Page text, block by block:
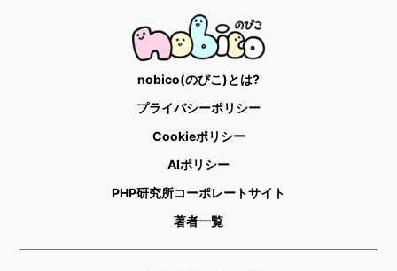
nobico(のびこ)とは?
プライバシーポリシー
Cookieポリシー
AIポリシー
PHP研究所コーポレートサイト
著者一覧